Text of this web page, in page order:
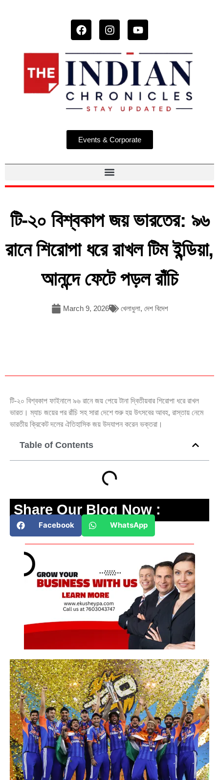
Events & Corporate
টি-২০ বিশ্বকাপ জয় ভারতের: ৯৬
রানে শিরোপা ধরে রাখল টিম ইন্ডিয়া,
আনন্দে ফেটে পড়ল রাঁচি
March 9, 2026 খেলাধুলা, দেশ বিদেশ
টি-২০ বিশ্বকাপ ফাইনালে ৯৬ রানে জয় পেয়ে টানা দ্বিতীয়বার শিরোপা ধরে রাখল
ভারত। ম্যাচ জয়ের পর রাঁচি সহ সারা দেশে শুরু হয় উৎসবের আবহ, রাস্তায় নেমে
ভারতীয় ক্রিকেট দলের ঐতিহাসিক জয় উদযাপন করেন ভক্তরা।
Table of Contents
Share Our Blog Now :
Facebook WhatsApp